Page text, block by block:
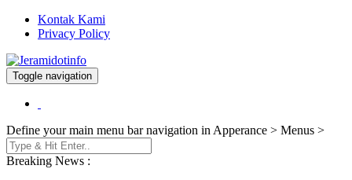
Kontak Kami
Privacy Policy
Jeramidotinfo
Berita dan Informasi Terkini
Toggle navigation
Define your main menu bar navigation in Apperance > Menus >
Breaking News :